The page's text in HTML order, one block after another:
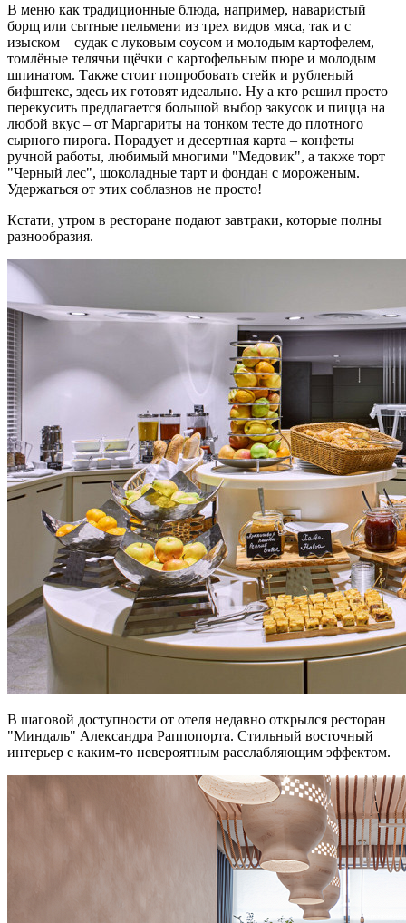
В меню как традиционные блюда, например, наваристый
борщ или сытные пельмени из трех видов мяса, так и с
изыском – судак с луковым соусом и молодым картофелем,
томлёные телячьи щёчки с картофельным пюре и молодым
шпинатом. Также стоит попробовать стейк и рубленый
бифштекс, здесь их готовят идеально. Ну а кто решил просто
перекусить предлагается большой выбор закусок и пицца на
любой вкус – от Маргариты на тонком тесте до плотного
сырного пирога. Порадует и десертная карта – конфеты
ручной работы, любимый многими "Медовик", а также торт
"Черный лес", шоколадные тарт и фондан с мороженым.
Удержаться от этих соблазнов не просто!
Кстати, утром в ресторане подают завтраки, которые полны
разнообразия.
В шаговой доступности от отеля недавно открылся ресторан
"Миндаль" Александра Раппопорта. Стильный восточный
интерьер с каким-то невероятным расслабляющим эффектом.